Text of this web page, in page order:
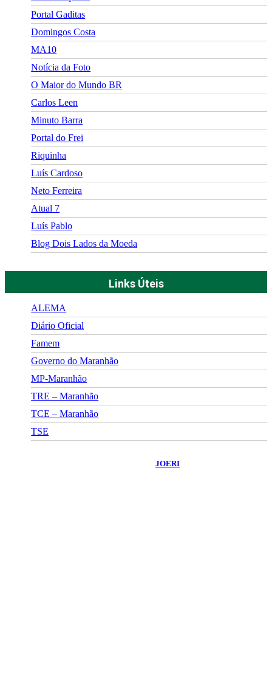
Portal Gaditas
Domingos Costa
MA10
Notícia da Foto
O Maior do Mundo BR
Carlos Leen
Minuto Barra
Portal do Frei
Riquinha
Luís Cardoso
Neto Ferreira
Atual 7
Luís Pablo
Blog Dois Lados da Moeda
Links Úteis
ALEMA
Diário Oficial
Famem
Governo do Maranhão
MP-Maranhão
TRE – Maranhão
TCE – Maranhão
TSE
JOERI